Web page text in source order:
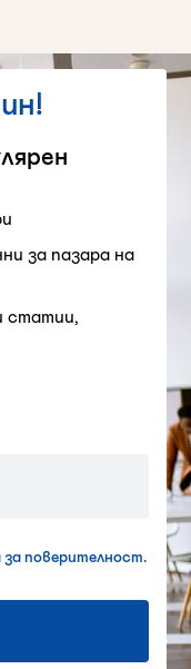
за пазара на
статии,
поверителност.